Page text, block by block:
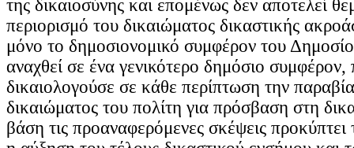
της δικαιοσύνης και επομένως δεν αποτελεί
περιορισμό του δικαιώματος δικαστικής
μόνο το δημοσιονομικό συμφέρον του
αναχθεί σε ένα γενικότερο δημόσιο
δικαιολογούσε σε κάθε περίπτωση την
δικαιώματος του πολίτη για πρόσβαση στη
βάση τις προαναφερόμενες σκέψεις